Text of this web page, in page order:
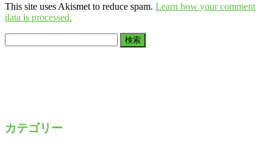
This site uses Akismet to reduce spam. Learn how your comment
data is processed.
カテゴリー